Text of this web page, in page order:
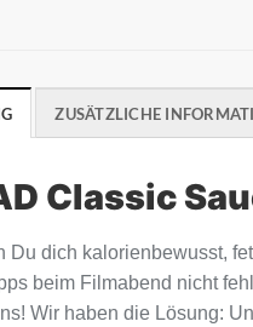
ZUSÄTZLICHE
Classic
Du dich kalorienbewusst,
beim Filmabend nicht
Wir haben die Lösung: